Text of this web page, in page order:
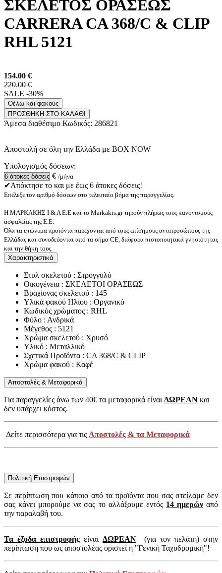
ΣΚΕΛΕΤΟΣ ΟΡΑΣΕΩΣ
CARRERA CA 368/C & CLIP
RHL 5121
154.00 €
220.00 €
SALE -30%
Θέλω και φακούς
ΠΡΟΣΘΗΚΗ ΣΤΟ ΚΑΛΑΘΙ
Άμεσα διαθέσιμο Κωδικός: 286821
Αποστολή σε όλη την Ελλάδα με BOX NOW
Υπολογισμός δόσεων:
€ /μήνα
✔Απόκτησε το και με έως 6 άτοκες δόσεις!
Επέλεξε τον αριθμό δόσεων στο τελευταίο βήμα της παραγγελίας.
Η ΜΑΡΚΑΚΗΣ Ι & Α Ε.Ε και το Markakis.gr τηρούν πλήρως τους κανονισμούς
ασφαλείας της Ε.Ε.
Όλα τα επώνυμα προϊόντα παρέχονται από τους επίσημους αντιπροσώπους της
Ελλάδας και συνοδεύονται από τα σήμα CE, διάφορα πιστοποιητικά γνησιότητας
και την θήκη τους.
Χαρακτηριστικά
Στυλ σκελετού : Στρογγυλό
Οικογένεια : ΣΚΕΛΕΤΟΙ ΟΡΑΣΕΩΣ
Βραχίονας σκελετού : 145
Υλικά φακού Ηλίου : Οργανικό
Κωδικός χρώματος : RHL
Φύλο : Ανδρικά
Μέγεθος : 5121
Χρώμα σκελετού : Χρυσό
Υλικό : Μεταλλικό
Σχετικά Προϊόντα : CA 368/C & CLIP
Χρώμα φακού : Καφέ
Αποστολές & Μεταφορικά
Για παραγγελίες άνω των 40€ τα μεταφορικά είναιΔΩΡΕΑΝ και
δεν υπάρχει κόστος.
Δείτε περισσότερα για τις Αποστολές & τα Μεταφορικά
Πολιτική Επιστροφών
Σε περίπτωση που κάποιο από τα προϊόντα που σας στείλαμε δεν
σας κάνει μπορούμε να σας το αλλάξουμε εντός 14 ημερώναπό
την παραλαβή του.
Τα έξοδα επιστροφής είναι ΔΩΡΕΑΝ (για τον πελάτη) στην
περίπτωση που ως αποστολέας οριστεί η "Γενική Ταχυδρομική"!